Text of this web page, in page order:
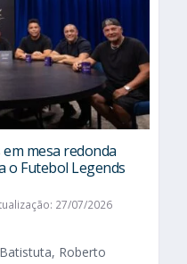
mesa redonda
o Futebol Legends
27/07/2026
Roberto